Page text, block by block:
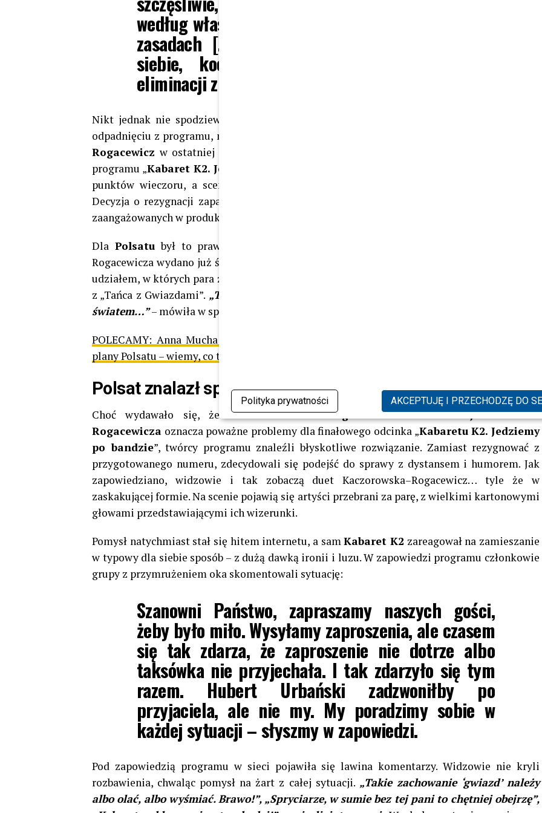
Polityka prywatności AKCEPTUJĘ I PRZECHODZĘ DO
według własnej melodii, a nie cudzej, na własnych
zasadach […] Możemy teraz tańczyć tylko dla
siebie, kocham cię, skarbie – mówiła po
eliminacji z programu, Agnieszka Kaczorowska.
Nikt jednak nie spodziewał się, że to nie koniec kontrowersji. Zaledwie kilka godzin po
odpadnięciu z programu, media obiegła wiadomość, że
Rogacewicz w ostatniej chwili zrezygnowali z udziału w nagraniach finałowego odcinka
programu „Kabaret K2. Jedziemy po bandzie
punktów wieczoru, a scenariusz skeczy został napisany specjalnie z myślą o tej parze.
Decyzja o rezygnacji zapadła nagle i jak donosił „Super Express” – zaskoczyła wszystkich
zaangażowanych w produkcję.
Dla Polsatubył to prawdziwy cios – nie tylko dlatego, że na udział Kaczorowskiej i
Rogacewicza wydano już środki promocyjne. W telewizji pojawiły się spoty reklamowe z ich
udziałem, w których para żartobliwie nawiązywała do swojego medialnego związku i emocji
z „Tańca z Gwiazdami”. „To będzie nasze miejsce, w którym się schowamy czasem przed
światem…”– mówiła w spocie Agnieszka.
POLECAMY: Anna Mucha miała zatańczyć z Rogacewiczem. Nagłe odejście pokrzyżowało
plany Polsatu – wiemy, co teraz
Polsat znalazł sposób na Kaczorowską i Rogacewicza
Choć wydawało się, że odwołanie udziałuAgnieszki KaczorowskiejiMarcina
Rogacewicza oznacza poważne problemy dla finałowego odcinka „Kabaretu K2. Jedziemy
po bandzie”, twórcy programu znaleźli błyskotliwe rozwiązanie. Zamiast rezygnować z
przygotowanego numeru, zdecydowali się podejść do sprawy z dystansem i humorem. Jak
zapowiedziano, widzowie i tak zobaczą duet Kaczorowska–Rogacewicz… tyle że w
zaskakującej formie. Na scenie pojawią się artyści przebrani za parę, z wielkimi kartonowymi
głowami przedstawiającymi ich wizerunki.
Pomysł natychmiast stał się hitem internetu, a samKabaret K2 zareagował na zamieszanie
w typowy dla siebie sposób – z dużą dawką ironii i luzu. W zapowiedzi programu członkowie
grupy z przymrużeniem oka skomentowali sytuację:
Szanowni Państwo, zapraszamy naszych gości,
żeby było miło. Wysyłamy zaproszenia, ale czasem
się tak zdarza, że zaproszenie nie dotrze albo
taksówka nie przyjechała. I tak zdarzyło się tym
razem. Hubert Urbański zadzwoniłby po
przyjaciela, ale nie my. My poradzimy sobie w
każdej sytuacji – słyszmy w zapowiedzi.
Pod zapowiedzią programu w sieci pojawiła się lawina komentarzy. Widzowie nie kryli
rozbawienia, chwaląc pomysł na żart z całej sytuacji. „Takie zachowanie ‘gwiazd’ należy
albo olać, albo wyśmiać. Brawo!”, „Spryciarze, w sumie bez tej pani to chętniej obejrzę”,